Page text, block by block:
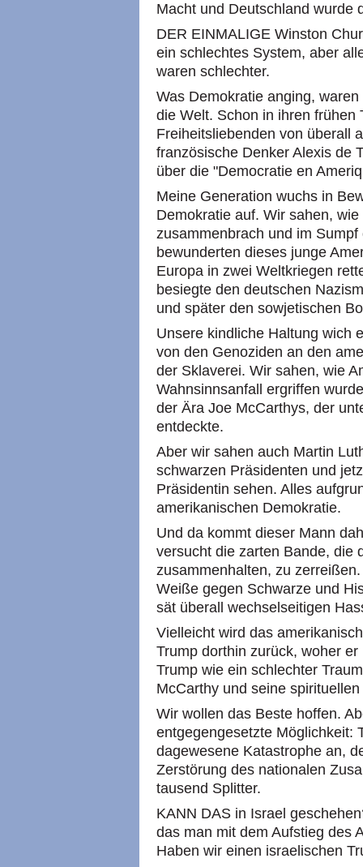
Macht und Deutschland wurde
DER EINMALIGE Winston
ein schlechtes System, aber
waren schlechter.
Was Demokratie anging,
die Welt. Schon in ihren frühen
Freiheitsliebenden von überall
französische Denker Alexis de
über die "Democratie en
Meine Generation wuchs in
Demokratie auf. Wir sahen,
zusammenbrach und im
bewunderten dieses junge
Europa in zwei Weltkriegen
besiegte den deutschen
und später den sowjetischen
Unsere kindliche Haltung wich
von den Genoziden an den
der Sklaverei. Wir sahen, wie
Wahnsinnsanfall ergriffen
der Ära Joe McCarthys, der
entdeckte.
Aber wir sahen auch Martin
schwarzen Präsidenten und
Präsidentin sehen. Alles
amerikanischen Demokratie.
Und da kommt dieser Mann
versucht die zarten Bande, die
zusammenhalten, zu
Weiße gegen Schwarze und
sät überall wechselseitigen
Vielleicht wird das
Trump dorthin zurück, woher
Trump wie ein schlechter
McCarthy und seine
Wir wollen das Beste hoffen.
entgegengesetzte Möglichkeit:
dagewesene Katastrophe an,
Zerstörung des nationalen
tausend Splitter.
KANN DAS in Israel
das man mit dem Aufstieg des
Haben wir einen israelischen